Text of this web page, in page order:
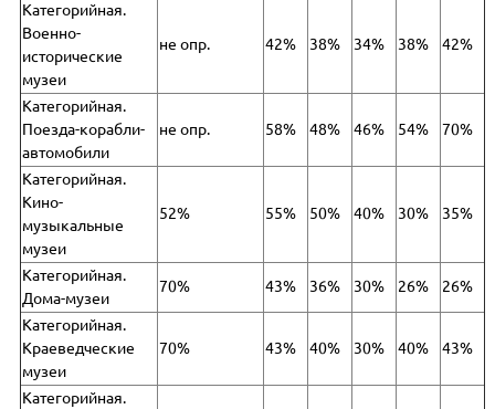
Категорийная.
Военно-
исторические
музеи
не опр. 42% 38% 34% 38% 42%
Категорийная.
Поезда-корабли-
автомобили
не опр. 58% 48% 46% 54% 70%
Категорийная.
Кино-
музыкальные
музеи
52% 55% 50% 40% 30% 35%
Категорийная.
Дома-музеи
70% 43% 36% 30% 26% 26%
Категорийная.
Краеведческие
музеи
70% 43% 40% 30% 40% 43%
Категорийная.